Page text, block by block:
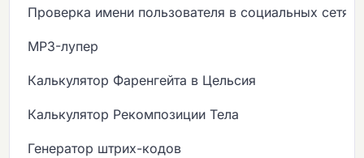
Проверка имени пользователя в социальных сетях
MP3-лупер
Калькулятор Фаренгейта в Цельсия
Калькулятор Рекомпозиции Тела
Генератор штрих-кодов